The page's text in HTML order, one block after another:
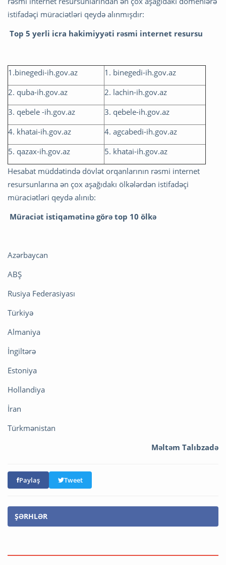
istifadəçi müraciətləri qeydə alınmışdır:
Top 5 yerli icra hakimiyyəti rəsmi internet resursu
1.binegedi-ih.gov.az
1. binegedi-ih.gov.az
2. quba-ih.gov.az
2. lachin-ih.gov.az
3. qebele -ih.gov.az
3. qebele-ih.gov.az
4. khatai-ih.gov.az
4. agcabedi-ih.gov.az
5. qazax-ih.gov.az
5. khatai-ih.gov.az
Hesabat müddətində dövlət orqanlarının rəsmi internet
resursunlarına ən çox aşağıdakı ölkələrdən istifadəçi
müraciətləri qeydə alınıb:
Müraciət istiqamətinə görə top 10 ölkə
Azərbaycan
ABŞ
Rusiya Federasiyası
Türkiyə
Almaniya
İngiltərə
Estoniya
Hollandiya
İran
Türkmənistan
Məltəm Talıbzadə
Paylaş Tweet
ŞƏRHLƏR